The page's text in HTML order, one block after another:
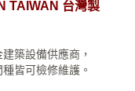
TAIWAN 台灣製
築設備供應商，
皆可檢修維護。